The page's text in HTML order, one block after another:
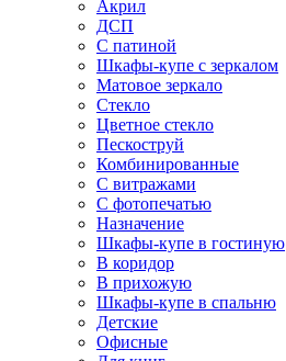
Акрил
ДСП
С патиной
Шкафы-купе с зеркалом
Матовое зеркало
Стекло
Цветное стекло
Пескоструй
Комбинированные
С витражами
С фотопечатью
Назначение
Шкафы-купе в гостиную
В коридор
В прихожую
Шкафы-купе в спальню
Детские
Офисные